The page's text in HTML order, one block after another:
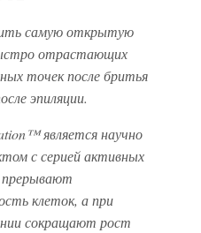
самую открытую
отрастающих
точек после бритья
эпиляции.
является научно
с серией активных
прерывают
клеток, а при
сокращают рост